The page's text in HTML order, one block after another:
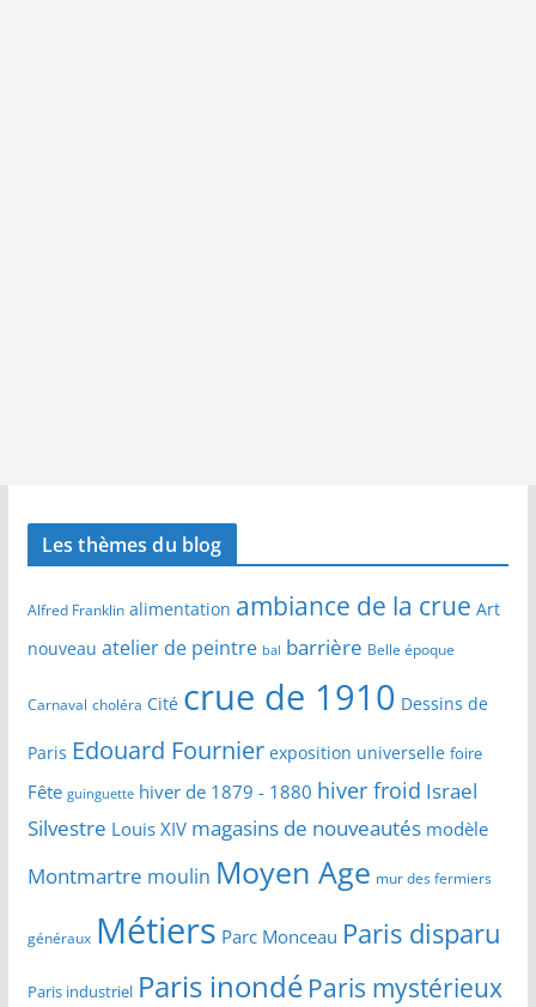
Les thèmes du blog
Alfred Franklin alimentation ambiance de la crue Art
nouveau atelier de peintre bal barrière Belle époque
Carnaval choléra Cité crue de 1910 Dessins de
Paris Edouard Fournier exposition universelle foire
Fête guinguette hiver de 1879 - 1880 hiver froid Israel
Silvestre Louis XIV magasins de nouveautés modèle
Montmartre moulin Moyen Age mur des fermiers
généraux Métiers Parc Monceau Paris disparu
Paris industriel Paris inondé Paris mystérieux